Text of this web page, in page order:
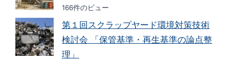
166件のビュー
第１回スクラップヤード環境対策技術
検討会 「保管基準・再生基準の論点整
理」